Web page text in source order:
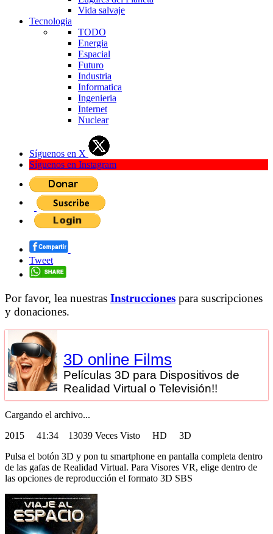
Vida salvaje
Tecnologia
TODO
Energia
Espacial
Futuro
Industria
Informatica
Ingenieria
Internet
Nuclear
Síguenos en X
Síguenos en Instagram
Tweet
Por favor, lea nuestras Instrucciones para suscripciones
y donaciones.
3D online Films
Películas 3D para Dispositivos de
Realidad Virtual o Televisión!!
Cargando el archivo...
2015 41:34 13039 Veces Visto HD 3D
Pulsa el botón 3D y pon tu smartphone en pantalla completa dentro
de las gafas de Realidad Virtual. Para Visores VR, elige dentro de
las opciones de reproducción el formato 3D SBS